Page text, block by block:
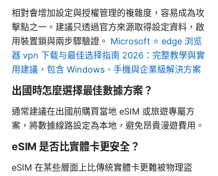
相對會增加設定與授權管理的複雜度，容易成為攻
擊點之一。建議只透過官方來源取得設定資料，啟
用裝置鎖與兩步驟驗證。 Microsoft ⭐ edge 浏览
器 vpn 下载与最佳选择指南 2026：完整教學與實
用建議，包含 Windows、手機與企業級解決方案
出國時怎麼選擇最佳數據方案？
通常建議在出國前購買當地 eSIM 或旅遊專屬方
案，將數據線路設定為本地，避免昂貴漫遊費用。
eSIM 是否比實體卡更安全？
eSIM 在某些層面上比傳統實體卡更難被物理盜